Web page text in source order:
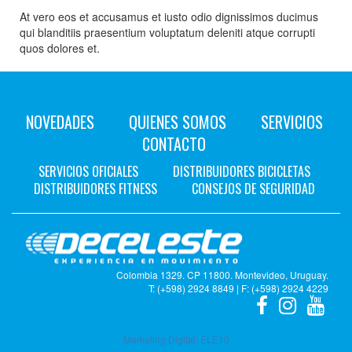
At vero eos et accusamus et iusto odio dignissimos ducimus
qui blanditiis praesentium voluptatum deleniti atque corrupti
quos dolores et.
NOVEDADES QUIENES SOMOS
SERVICIOS
CONTACTO
SERVICIOS OFICIALES
DISTRIBUIDORES BICICLETAS
DISTRIBUIDORES FITNESS
CONSEJOS DE SEGURIDAD
Colombia 1329. CP 11800. Montevideo, Uruguay.
T: (+598) 2924 8849 | F: (+598) 2924 4229
Marketing Digital: ELE10